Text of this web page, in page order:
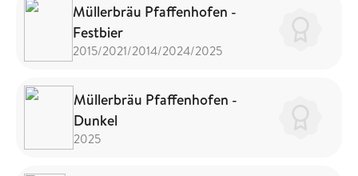
Müllerbräu Pfaffenhofen -
Festbier
2015/2021/2014/2024/2025
Müllerbräu Pfaffenhofen -
Dunkel
2025